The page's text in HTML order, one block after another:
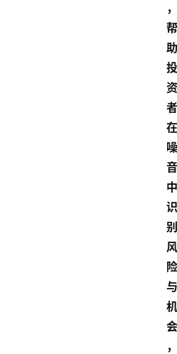
，
帮
助
投
资
者
在
噪
音
中
识
别
风
险
与
机
会
，